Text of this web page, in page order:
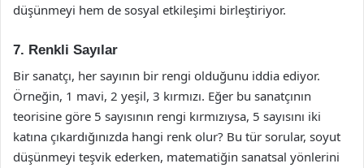
düşünmeyi hem de sosyal etkileşimi birleştiriyor.
7. Renkli Sayılar
Bir sanatçı, her sayının bir rengi olduğunu iddia ediyor.
Örneğin, 1 mavi, 2 yeşil, 3 kırmızı. Eğer bu sanatçının
teorisine göre 5 sayısının rengi kırmızıysa, 5 sayısını iki
katına çıkardığınızda hangi renk olur? Bu tür sorular, soyut
düşünmeyi teşvik ederken, matematiğin sanatsal yönlerini